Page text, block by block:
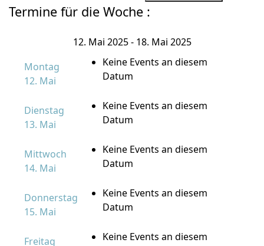
Termine für die Woche :
12. Mai 2025 - 18. Mai 2025
Montag
12. Mai
Keine Events an diesem
Datum
Dienstag
13. Mai
Keine Events an diesem
Datum
Mittwoch
14. Mai
Keine Events an diesem
Datum
Donnerstag
15. Mai
Keine Events an diesem
Datum
Freitag
Keine Events an diesem